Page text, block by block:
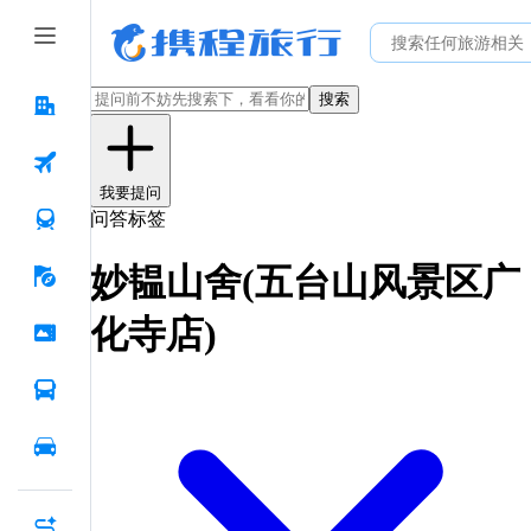
搜索
我要提问
问答标签
妙韫山舍(五台山风景区广
化寺店)